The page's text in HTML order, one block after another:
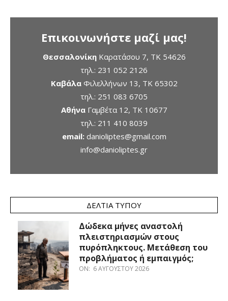
Επικοινωνήστε μαζί μας!
ΘεσσαλονίκηΚαρατάσου 7, TK 54626
τηλ.: 231 052 2126
ΚαβάλαΦιλελλήνων 13, ΤΚ 65302
τηλ.: 251 083 6705
ΑθήναΓαμβέτα 12, ΤΚ 10677
τηλ.: 211 410 8039
email: danioliptes@gmail.com
info@danioliptes.gr
ΔΕΛΤΊΑ ΤΎΠΟΥ
Δώδεκα μήνες αναστολή
πλειστηριασμών στους
πυρόπληκτους. Μετάθεση του
προβλήματος ή εμπαιγμός;
ON: 6 ΑΥΓΟΎΣΤΟΥ 2026